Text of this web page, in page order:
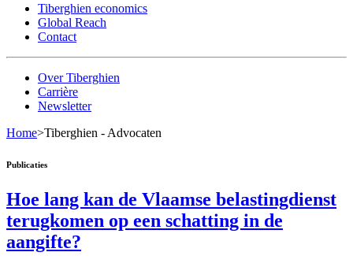
Tiberghien economics
Global Reach
Contact
Over Tiberghien
Carrière
Newsletter
Home>Tiberghien - Advocaten
Publicaties
Hoe lang kan de Vlaamse belastingdienst
terugkomen op een schatting in de
aangifte?